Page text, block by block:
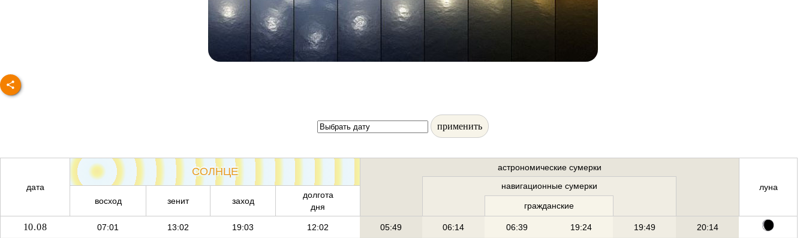
применить
дата
СОЛНЦЕ астрономические сумерки
луна
навигационные сумерки
восход
зенит заход
долгота
дня
гражданские
10.08 07:01 13:02 19:03 12:02 05:49 06:14 06:39 19:24 19:49 20:14